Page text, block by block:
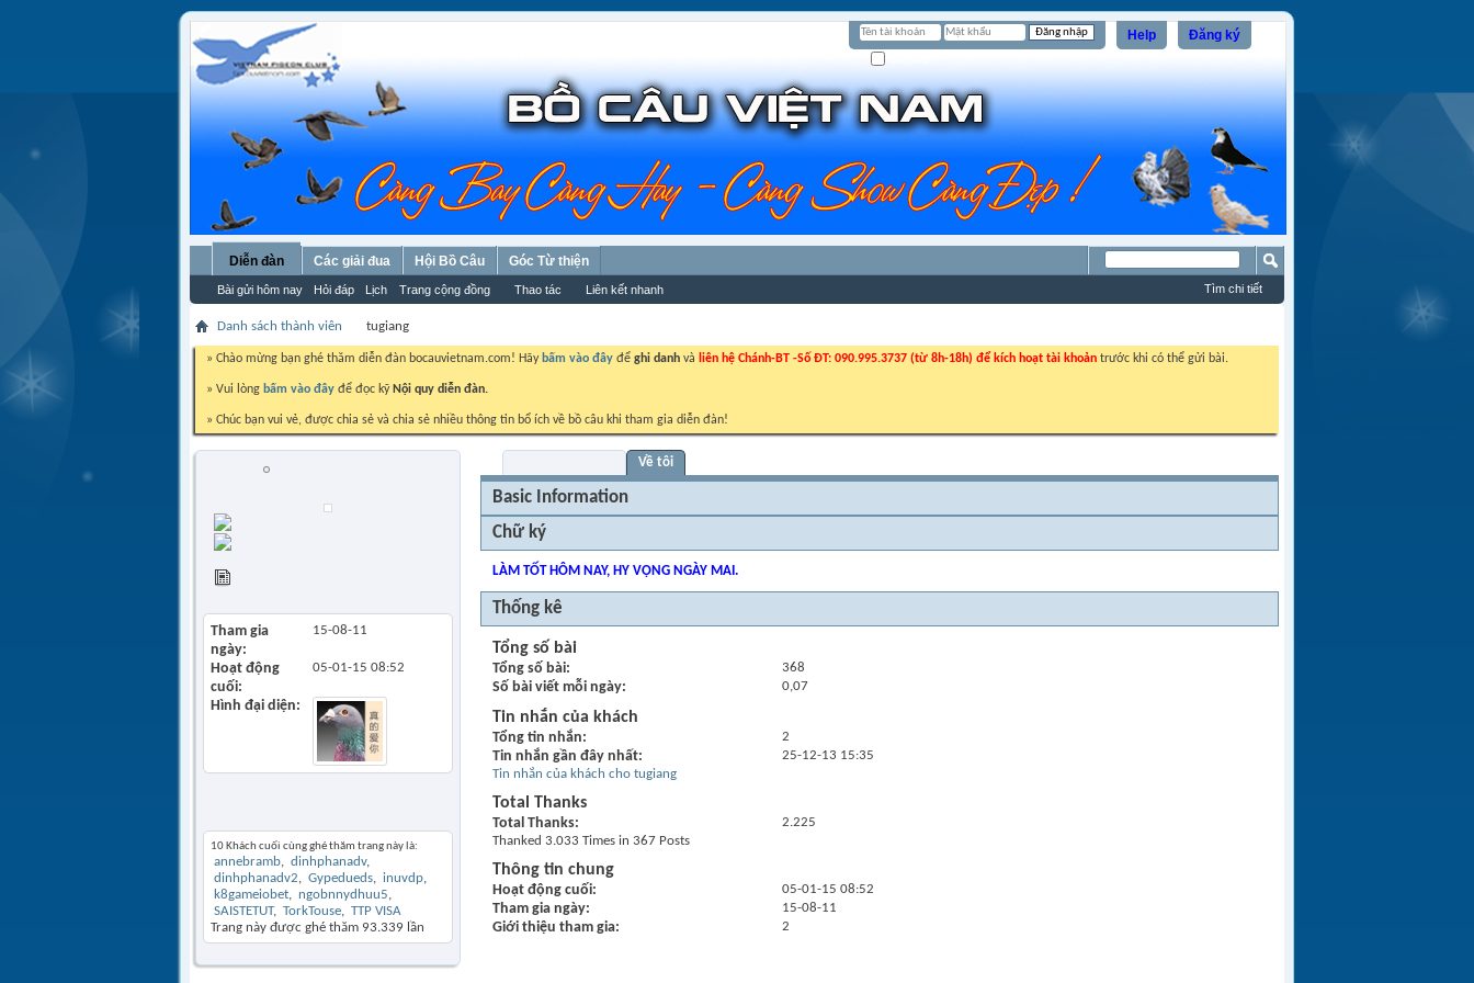
Đăng ký
Help
Diễn đàn
Bài gửi hôm nay Hỏi đáp Lịch Trang cộng đồng Thao tác Liên kết nhanh
Các giải đua Hội Bồ Câu Góc Từ thiện
Tìm chi tiết
Danh sách thành viên tugiang
» Chào mừng bạn ghé thăm diễn đàn bocauvietnam.com! Hãy bấm vào đây để ghi danh và liên hệ Chánh-BT -Số ĐT: 090.995.3737 (từ 8h-18h) để kích hoạt tài khoản trước khi có thể gửi bài.
» Vui lòng bấm vào đây để đọc kỹ Nội quy diễn đàn.
» Chúc bạn vui vẻ, được chia sẻ và chia sẻ nhiều thông tin bổ ích về bồ câu khi tham gia diễn đàn!
Tham gia
ngày
15-08-11
Hoạt động
cuối
05-01-15 08:52
Hình đại diện
10 Khách cuối cùng ghé thăm trang này là:
annebramb
dinhphanadv
dinhphanadv2
Gypedueds
inuvdp
k8gameiobet
ngobnnydhuu5
SAISTETUT
TorkTouse
TTP VISA
Trang này được ghé thăm 93.339 lần
Về tôi
Basic Information
Chữ ký
LÀM TỐT HÔM NAY, HY VỌNG NGÀY MAI.
Thống kê
Tổng số bài
Tổng số bài 368
Số bài viết mỗi ngày 0,07
Tin nhắn của khách
Tổng tin nhắn 2
Tin nhắn gần đây nhất 25-12-13 15:35
Tin nhắn của khách cho tugiang
Total Thanks
Total Thanks
2.225
Thanked 3.033 Times in 367 Posts
Thông tin chung
Hoạt động cuối 05-01-1508:52
Tham gia ngày 15-08-11
Giới thiệu tham gia 2